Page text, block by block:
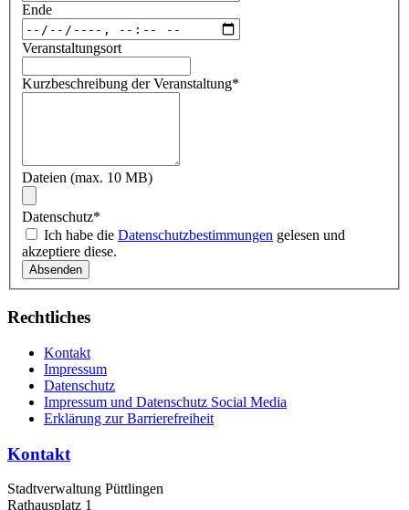
Ende
Veranstaltungsort
Kurzbeschreibung der Veranstaltung*
Dateien (max. 10 MB)
Datenschutz*
Ich habe die Datenschutzbestimmungen gelesen und
akzeptiere diese.
Rechtliches
Kontakt
Impressum
Datenschutz
Impressum und Datenschutz Social Media
Erklärung zur Barrierefreiheit
Kontakt
Stadtverwaltung Püttlingen
Rathausplatz 1